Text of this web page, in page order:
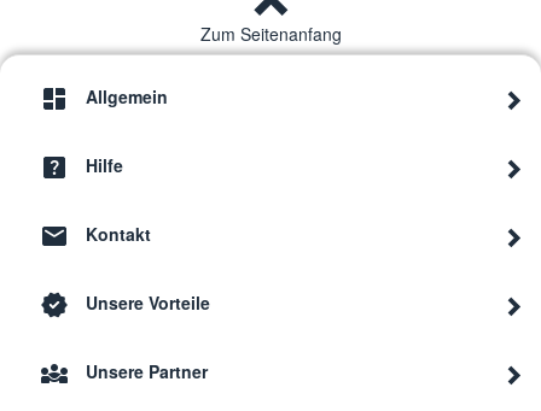
Zum Seitenanfang
Allgemein
Hilfe
Kontakt
Unsere Vorteile
Unsere Partner